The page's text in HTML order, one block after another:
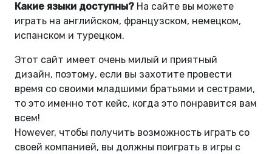
Какие языки доступны? На сайте вы можете
играть на английском, французском, немецком,
испанском и турецком.
Этот сайт имеет очень милый и приятный
дизайн, поэтому, если вы захотите провести
время со своими младшими братьями и сестрами,
то это именно тот кейс, когда это понравится вам
всем!
However, чтобы получить возможность играть со
своей компанией, вы должны поиграть в игры с